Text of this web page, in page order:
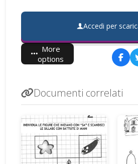
Accedi per
More
options
Documenti correlati